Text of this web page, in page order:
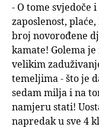
- O tome svjedoče
zaposlenost,
broj novorođene
kamate! Golema
velikim
temeljima - što je
sedam milja i na
namjeru stati!
napredak u sve 4